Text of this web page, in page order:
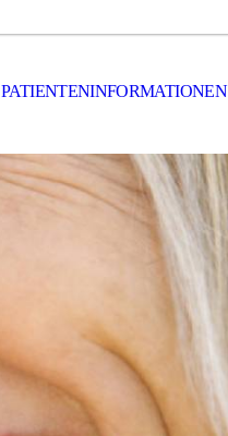
PATIENTENINFORMATIONEN